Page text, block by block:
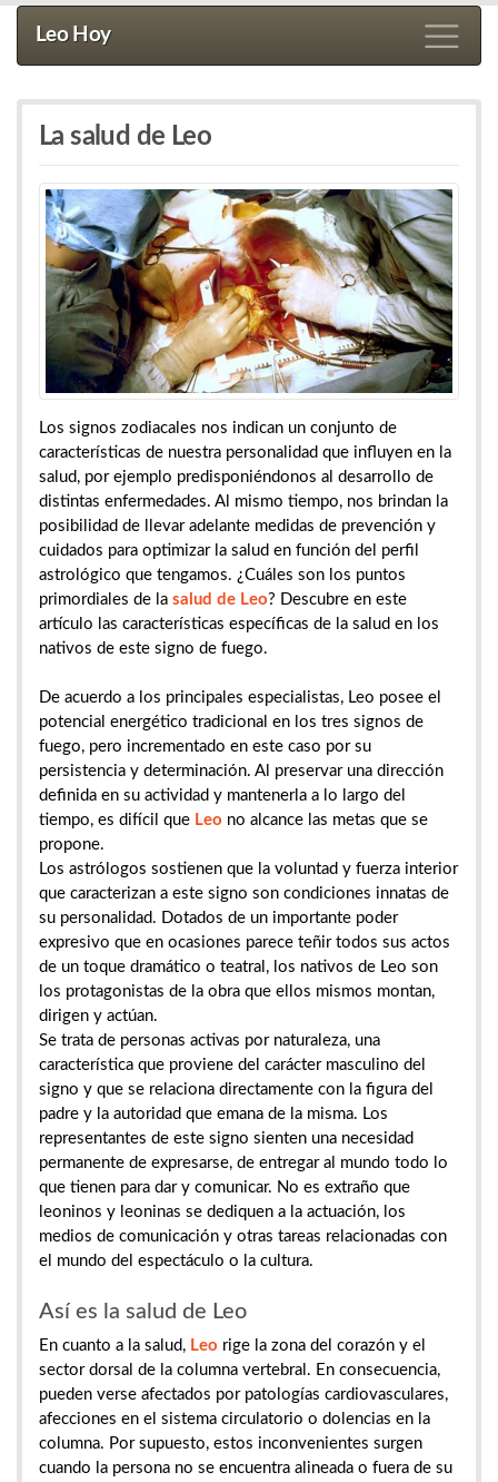
Leo Hoy
La salud de Leo
Los signos zodiacales nos indican un conjunto de
características de nuestra personalidad que influyen en la
salud, por ejemplo predisponiéndonos al desarrollo de
distintas enfermedades. Al mismo tiempo, nos brindan la
posibilidad de llevar adelante medidas de prevención y
cuidados para optimizar la salud en función del perfil
astrológico que tengamos. ¿Cuáles son los puntos
primordiales de la salud de Leo? Descubre en este
artículo las características específicas de la salud en los
nativos de este signo de fuego.
De acuerdo a los principales especialistas, Leo posee el
potencial energético tradicional en los tres signos de
fuego, pero incrementado en este caso por su
persistencia y determinación. Al preservar una dirección
definida en su actividad y mantenerla a lo largo del
tiempo, es difícil que Leo no alcance las metas que se
propone.
Los astrólogos sostienen que la voluntad y fuerza interior
que caracterizan a este signo son condiciones innatas de
su personalidad. Dotados de un importante poder
expresivo que en ocasiones parece teñir todos sus actos
de un toque dramático o teatral, los nativos de Leo son
los protagonistas de la obra que ellos mismos montan,
dirigen y actúan.
Se trata de personas activas por naturaleza, una
característica que proviene del carácter masculino del
signo y que se relaciona directamente con la figura del
padre y la autoridad que emana de la misma. Los
representantes de este signo sienten una necesidad
permanente de expresarse, de entregar al mundo todo lo
que tienen para dar y comunicar. No es extraño que
leoninos y leoninas se dediquen a la actuación, los
medios de comunicación y otras tareas relacionadas con
el mundo del espectáculo o la cultura.
Así es la salud de Leo
En cuanto a la salud, Leo rige la zona del corazón y el
sector dorsal de la columna vertebral. En consecuencia,
pueden verse afectados por patologías cardiovasculares,
afecciones en el sistema circulatorio o dolencias en la
columna. Por supuesto, estos inconvenientes surgen
cuando la persona no se encuentra alineada o fuera de su